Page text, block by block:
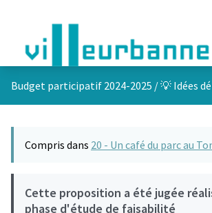
Budget participatif 2024-2025 /💡 Idées
Compris dans 20 - Un café du parc au
Cette proposition a été jugée
phase d'étude de faisabilité